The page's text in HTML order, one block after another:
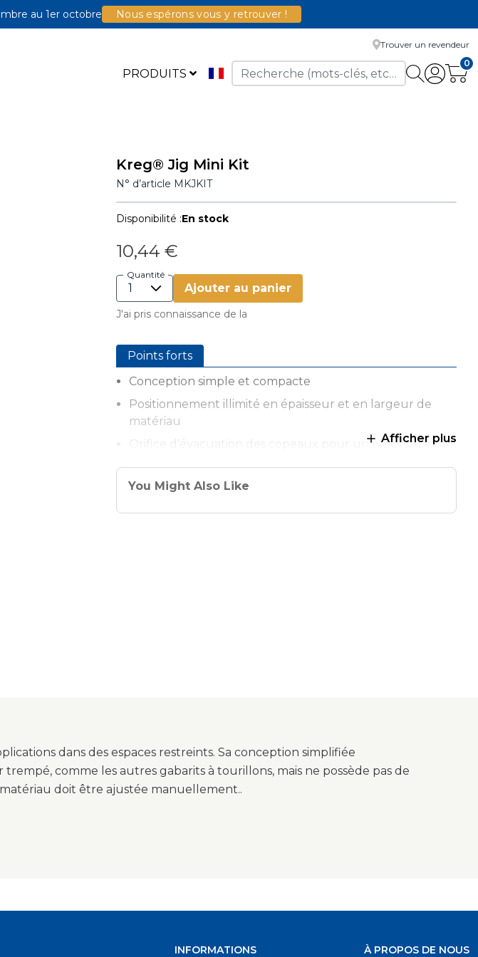
au 1er octobre Nous espérons vous y retrouver !
PRODUITS
Trouver un revendeur
0
Kreg® Jig Mini Kit
N° d’article MKJKIT
Disponibilité :En stock
10,44 €
Quantité
Ajouter au panier
J'ai pris connaissance de la
Points forts
Conception simple et compacte
Positionnement illimité en épaisseur et en largeur de
matériau
Orifice d'évacuation des copeaux pour un perçage facile
Corps en nylon renforcé de fibres de verre
Afficher plus
You Might Also Like
dans des espaces restreints. Sa conception simplifiée
comme les autres gabarits à tourillons, mais ne possède pas de
doit être ajustée manuellement..
INFORMATIONS À PROPOS DE NOUS